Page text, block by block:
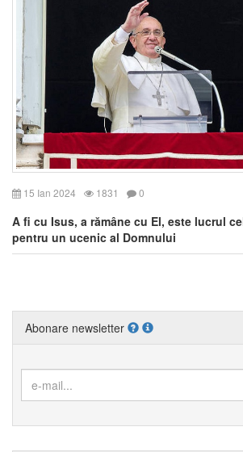
15 Ian 2024 1831 0
A fi cu Isus, a rămâne cu El, este lucrul
pentru un ucenic al Domnului
Abonare newsletter